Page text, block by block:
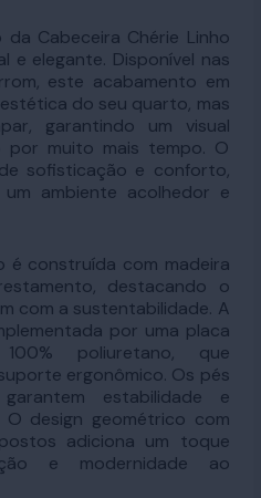
Cabeceira Chérie Linho
e elegante. Disponível nas
este acabamento em
do seu quarto, mas
garantindo um visual
por muito mais tempo. O
sofisticação e conforto,
ambiente acolhedor e
é construída com madeira
destacando o
com a sustentabilidade. A
por uma placa
poliuretano, que
ergonômico. Os pés
estabilidade e
O design geométrico com
adiciona um toque
e modernidade ao